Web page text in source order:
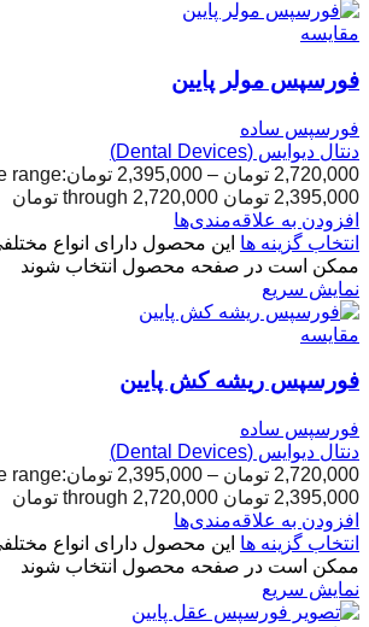
مقایسه
فورسپس مولر پایین
فورسپس ساده
دنتال دیوایس (Dental Devices)
2,720,000 تومان –
2,395,000 تومانrange:
2,395,000 تومان through 2,720,000 تومان
افزودن به علاقه‌مندی‌ها
انتخاب گزینه ها این محصول دارای انواع
ممکن است در صفحه محصول انتخاب شوند
نمایش سریع
مقایسه
فورسپس ریشه کش پایین
فورسپس ساده
دنتال دیوایس (Dental Devices)
2,720,000 تومان –
2,395,000 تومانrange:
2,395,000 تومان through 2,720,000 تومان
افزودن به علاقه‌مندی‌ها
انتخاب گزینه ها این محصول دارای انواع
ممکن است در صفحه محصول انتخاب شوند
نمایش سریع